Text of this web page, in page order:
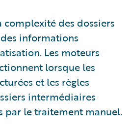
complexité des dossiers
informations
Les moteurs
lorsque les
et les règles
intermédiaires
par le traitement manuel.